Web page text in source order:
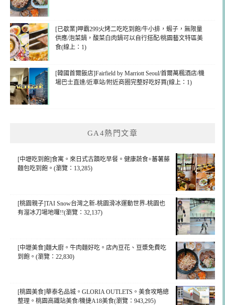
[已歇業]呷霸299火烤二吃吃到飽/牛小排，蝦子，無限量
供應/泡菜鍋，酸菜白肉鍋可以自行搭配/桃園藝文特區美
食(線上：1)
[韓國首爾飯店]Fairfield by Marriott Seoul/首爾萬楓酒店/機
場巴士直達/近車站/附近商圈完整好吃好買(線上：1)
GA4熱門文章
[中壢吃到飽]食寓。來日式古蹟吃早餐。健康蔬食+蕃薯藤
麵包吃到飽。(瀏覽：13,285)
[桃園親子]TAI Snow台灣之新-桃園滑冰運動世界-桃園也
有溜冰刀場地囉!!(瀏覽：32,137)
[中壢美食]麵大廚。牛肉麵好吃。店內豆花、豆漿免費吃
到飽。(瀏覽：22,830)
[桃園美食]華泰名品城。GLORIA OUTLETS。美食攻略總
整理。桃園高鐵站美食/機捷A18美食(瀏覽：943,295)